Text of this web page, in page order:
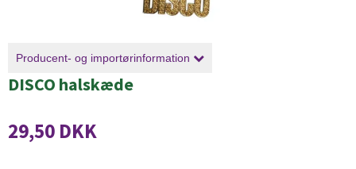
Producent- og importørinformation
DISCO halskæde
29,50 DKK